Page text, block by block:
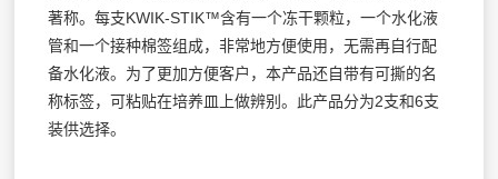
著称。每支KWIK-STIK™含有一个冻干颗粒，一个水化液
管和一个接种棉签组成，非常地方便使用，无需再自行配
备水化液。为了更加方便客户，本产品还自带有可撕的名
称标签，可粘贴在培养皿上做辨别。此产品分为2支和6支
装供选择。